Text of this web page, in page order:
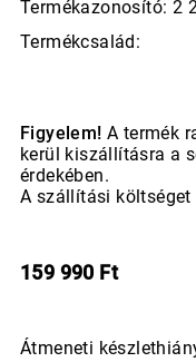
Termékazonosító: 2
Termékcsalád:
Figyelem! A termék
kerül kiszállításra a
érdekében.
A szállítási
159 990 Ft
Átmeneti